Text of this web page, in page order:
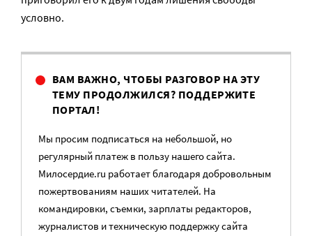
условно.
ВАМ ВАЖНО, ЧТОБЫ РАЗГОВОР НА ЭТУ
ТЕМУ ПРОДОЛЖИЛСЯ? ПОДДЕРЖИТЕ
ПОРТАЛ!
Мы просим подписаться на небольшой, но
регулярный платеж в пользу нашего сайта.
Милосердие.ru работает благодаря добровольным
пожертвованиям наших читателей. На
командировки, съемки, зарплаты редакторов,
журналистов и техническую поддержку сайта